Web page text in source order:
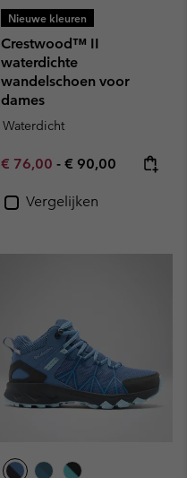
Nieuwe kleuren
Crestwood™ II
waterdichte
wandelschoen voor
dames
Waterdicht
Minimum sale price:
€ 76,00 - Maximum price:
€ 90,00
Vergelijken